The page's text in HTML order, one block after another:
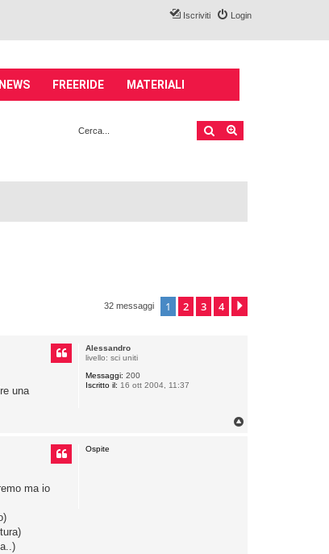
Login
Iscriviti
NEWS FREERIDE MATERIALI
Cerca
32 messaggi 1 2 3 4
Alessandro
livello: sci uniti
Messaggi: 200
Iscritto il: 16 ott 2004, 11:37
una
Ospite
ma io